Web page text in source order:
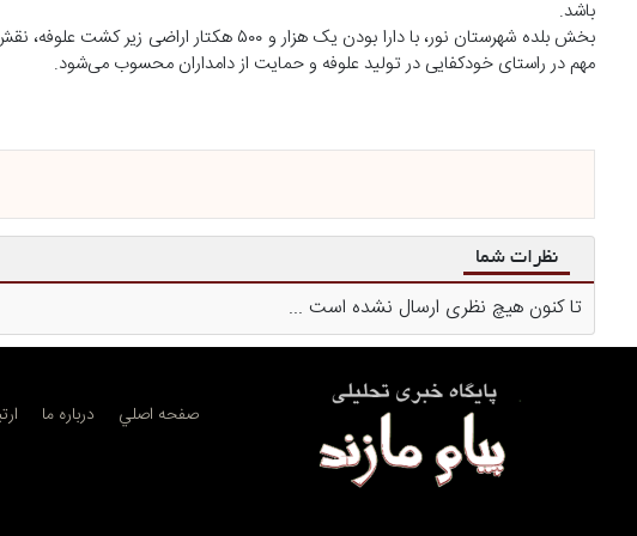
باشد.
بخش بلده شهرستان نور، با دارا بودن یک هزار
مهم در راستای خودکفایی در تولید علوفه و حمایت از دامداران محسوب می‌شود.
نظرات شما
تا کنون هیچ نظری ارسال نشده است ...
صفحه اصلي درباره ما